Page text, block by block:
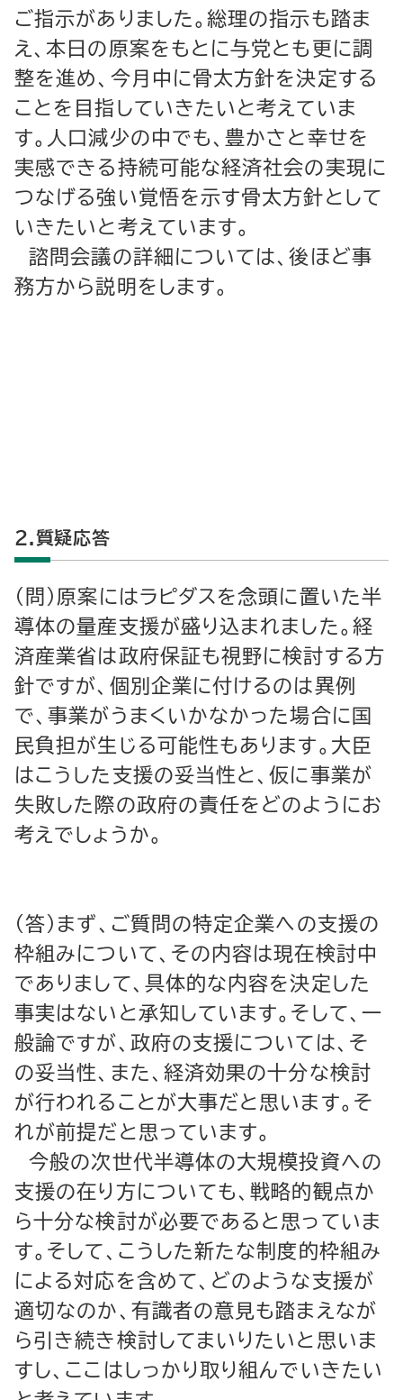
ご指示がありました。総理の指示も踏ま
え、本日の原案をもとに与党とも更に調
整を進め、今月中に骨太方針を決定する
ことを目指していきたいと考えていま
す。人口減少の中でも、豊かさと幸せを
実感できる持続可能な経済社会の実現に
つなげる強い覚悟を示す骨太方針として
いきたいと考えています。
諮問会議の詳細については、後ほど事
務方から説明をします。
２.質疑応答
（問）原案にはラピダスを念頭に置いた半
導体の量産支援が盛り込まれました。経
済産業省は政府保証も視野に検討する方
針ですが、個別企業に付けるのは異例
で、事業がうまくいかなかった場合に国
民負担が生じる可能性もあります。大臣
はこうした支援の妥当性と、仮に事業が
失敗した際の政府の責任をどのようにお
考えでしょうか。
（答）まず、ご質問の特定企業への支援の
枠組みについて、その内容は現在検討中
でありまして、具体的な内容を決定した
事実はないと承知しています。そして、一
般論ですが、政府の支援については、そ
の妥当性、また、経済効果の十分な検討
が行われることが大事だと思います。そ
れが前提だと思っています。
今般の次世代半導体の大規模投資への
支援の在り方についても、戦略的観点か
ら十分な検討が必要であると思っていま
す。そして、こうした新たな制度的枠組み
による対応を含めて、どのような支援が
適切なのか、有識者の意見も踏まえなが
ら引き続き検討してまいりたいと思いま
すし、ここはしっかり取り組んでいきたい